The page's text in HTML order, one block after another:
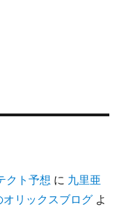
クト予想 に 九里亜
リックスブログ よ